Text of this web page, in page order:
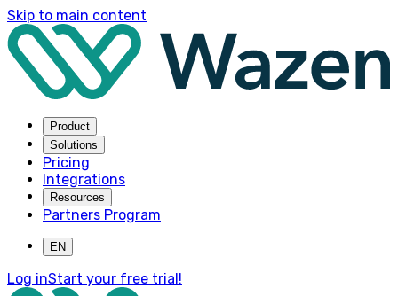
Skip to main content
Product
Solutions
Pricing
Integrations
Resources
Partners Program
EN
Log inStart your free trial!